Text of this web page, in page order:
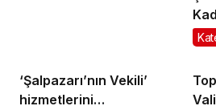
‘Şalpazarı’nın Vekili’
hizmetlerini